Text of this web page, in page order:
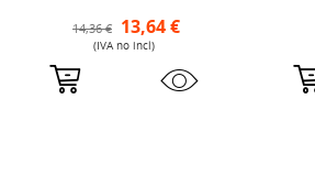
14,36 € 13,64 €
(IVA no incl)